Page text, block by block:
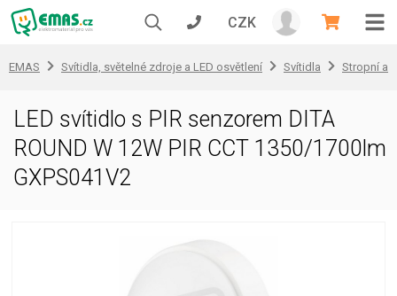
CZK
EMAS Svítidla, světelné zdroje a LED osvětlení Svítidla Stropní a
LED svítidlo s PIR senzorem DITA
ROUND W 12W PIR CCT 1350/1700lm
GXPS041V2